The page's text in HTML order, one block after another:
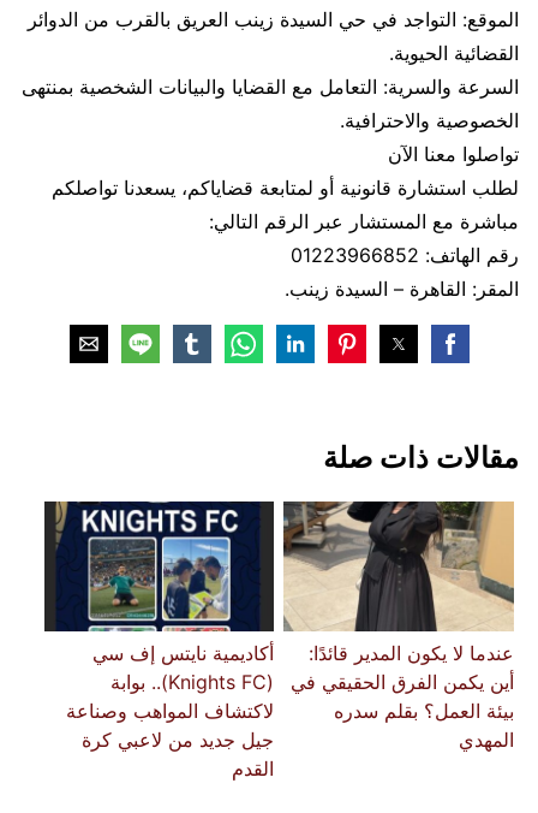
​الموقع: التواجد في حي السيدة زينب العريق بالقرب من الدوائر
القضائية الحيوية.
​السرعة والسرية: التعامل مع القضايا والبيانات الشخصية بمنتهى
الخصوصية والاحترافية.
​تواصلوا معنا الآن
​لطلب استشارة قانونية أو لمتابعة قضاياكم، يسعدنا تواصلكم
مباشرة مع المستشار عبر الرقم التالي:
​رقم الهاتف: 01223966852
​المقر: القاهرة – السيدة زينب.
مقالات ذات صلة
عندما لا يكون المدير قائدًا:
أين يكمن الفرق الحقيقي في
بيئة العمل؟ بقلم سدره
المهدي
أكاديمية نايتس إف سي
(Knights FC).. بوابة
لاكتشاف المواهب وصناعة
جيل جديد من لاعبي كرة
القدم